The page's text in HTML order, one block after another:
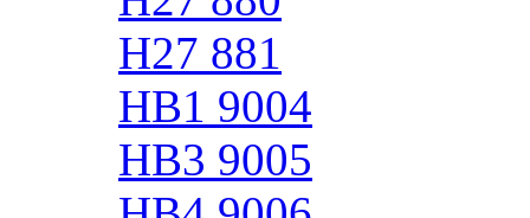
H27 881
HB1 9004
HB3 9005